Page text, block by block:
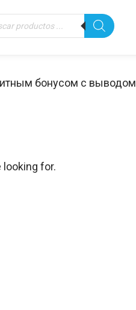
бонусом с выводом
looking for.